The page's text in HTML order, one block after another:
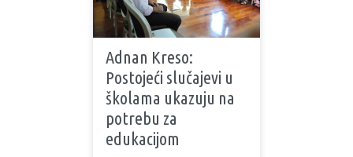
Adnan Kreso:
Postojeći slučajevi u
školama ukazuju na
potrebu za
edukacijom